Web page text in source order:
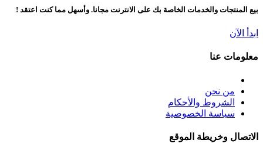
بيع المنتجات والخدمات الخاصة بك على الانترنت مجانا. وأسهل مما كنت اعتقد !
ابدأ الآن
معلومات عنا
من نحن
الشروط والأحكام
سياسة الخصوصية
الاتصال وخريطة الموقع